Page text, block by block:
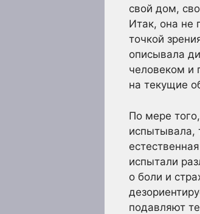
свой дом,
Итак, она не
точкой
описывала
человеком и
на текущие
По мере
испытывала,
испытали
о боли и
подавляют